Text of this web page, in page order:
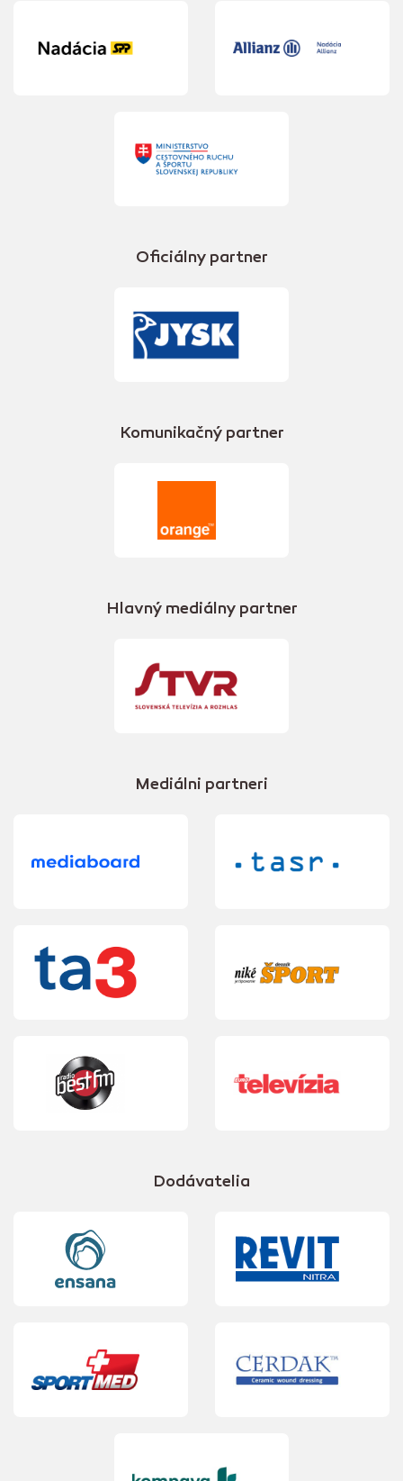
Oficiálny partner
Komunikačný partner
Hlavný mediálny partner
Mediálni partneri
Dodávatelia